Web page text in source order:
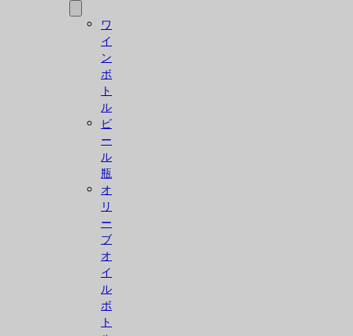
ワ
イ
ン
ボ
ト
ル
ビ
ー
ル
瓶
オ
リ
ー
ブ
オ
イ
ル
ボ
ト